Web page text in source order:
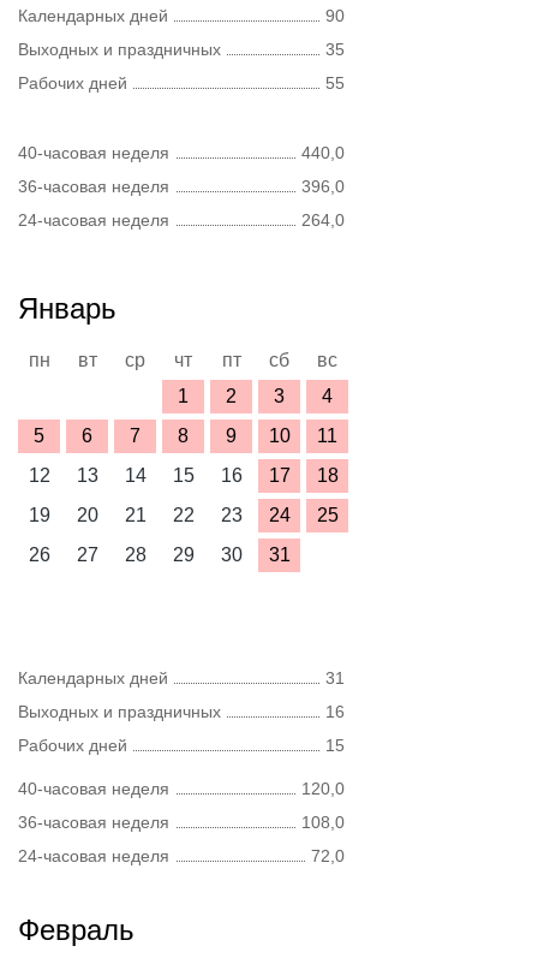
Календарных дней
90
Выходных и праздничных
35
Рабочих дней
55
40-часовая неделя
440,0
36-часовая неделя
396,0
24-часовая неделя
264,0
Январь
пн вт ср чт пт сб
вс
1
2 3
4
5
6 7 8 9 10
11
12
13 14 15 16 17
18
19
20 21 22 23 24
25
26
27 28 29 30 31
Календарных дней
31
Выходных и праздничных
16
Рабочих дней
15
40-часовая неделя
120,0
36-часовая неделя
108,0
24-часовая неделя
72,0
Февраль